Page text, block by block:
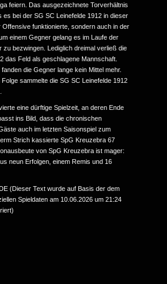
feiern. Das ausgezeichnete Torverhältnis
es bei der SG SC Leinefelde 1912 in dieser
Offensive funktionierte, sondern auch in der
einem Gegner gelang es im Laufe der
zu bezwingen. Lediglich dreimal verließ die
das Feld als geschlagene Mannschaft.
die Gegner lange kein Mittel mehr.
sammelte die SG SC Leinefelde 1912
eine dürftige Spielzeit, an deren Ende
ins Bild, dass die chronischen
auch im letzten Saisonspiel zum
Strich kassierte SpG Kreuzebra 67
von SpG Kreuzebra ist mager:
neun Erfolgen, einem Remis und 16
(Dieser Text wurde auf Basis der dem
Spieldaten am 10.06.2026 um 21:24